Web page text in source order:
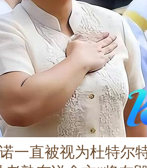
一直被视为杜特尔